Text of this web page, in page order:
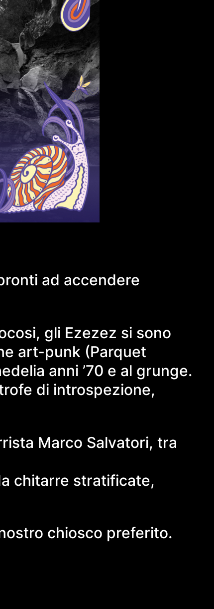
ad accendere
gli Ezezez si sono
art-punk (Parquet
anni ’70 e al grunge.
di introspezione,
Marco Salvatori, tra
chitarre stratificate,
chiosco preferito.